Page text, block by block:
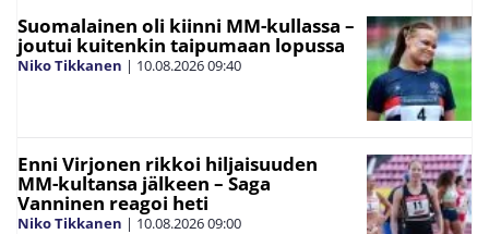
Suomalainen oli kiinni MM-kullassa –
joutui kuitenkin taipumaan lopussa
Niko Tikkanen | 10.08.202609:40
Enni Virjonen rikkoi hiljaisuuden
MM-kultansa jälkeen – Saga
Vanninen reagoi heti
Niko Tikkanen | 10.08.202609:00